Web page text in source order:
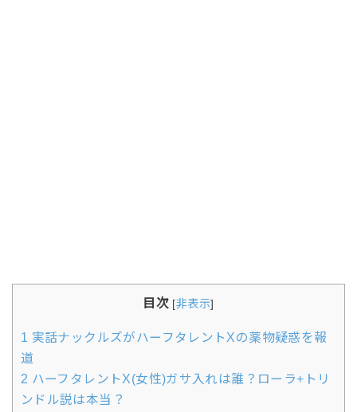
目次 [非表示]
1 実話ナックルズがハーフタレントXの薬物疑惑を報
道
2 ハーフタレントX(女性)ガサ入れは誰？ローラ+トリ
ンドル説は本当？